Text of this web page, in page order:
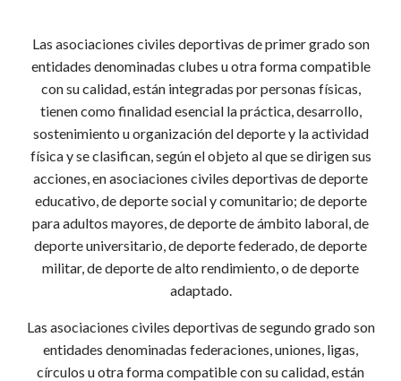
Las asociaciones civiles deportivas de primer grado son
entidades denominadas clubes u otra forma compatible
con su calidad, están integradas por personas físicas,
tienen como finalidad esencial la práctica, desarrollo,
sostenimiento u organización del deporte y la actividad
física y se clasifican, según el objeto al que se dirigen sus
acciones, en asociaciones civiles deportivas de deporte
educativo, de deporte social y comunitario; de deporte
para adultos mayores, de deporte de ámbito laboral, de
deporte universitario, de deporte federado, de deporte
militar, de deporte de alto rendimiento, o de deporte
adaptado.
Las asociaciones civiles deportivas de segundo grado son
entidades denominadas federaciones, uniones, ligas,
círculos u otra forma compatible con su calidad, están